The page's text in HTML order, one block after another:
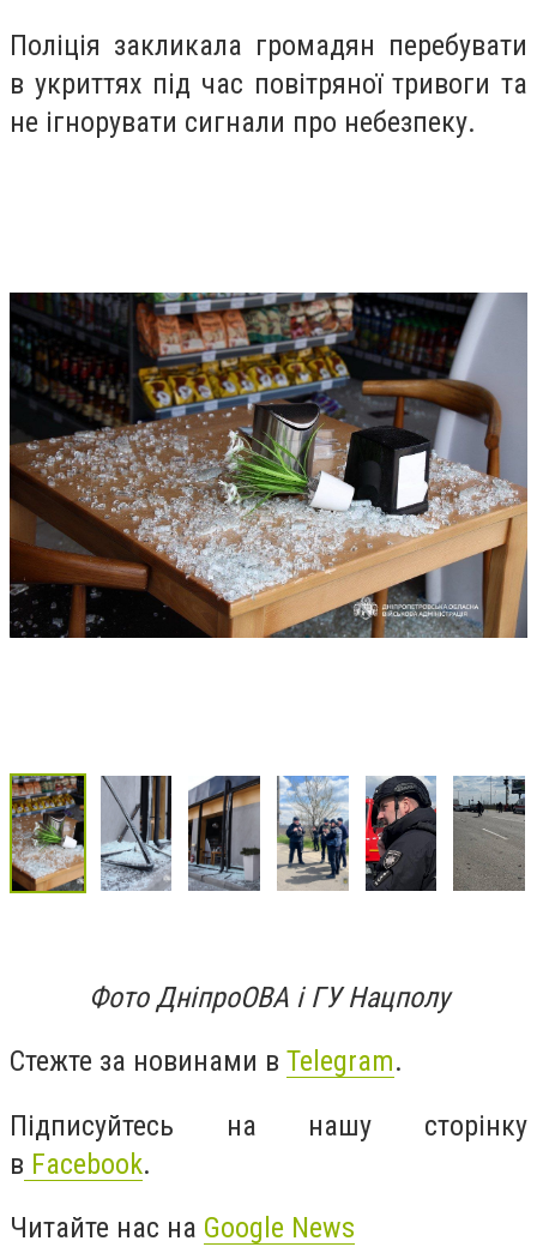
Поліція закликала громадян перебувати
в укриттях під час повітряної тривоги та
не ігнорувати сигнали про небезпеку.
Фото ДніпроОВА і ГУ Нацполу
Стежте за новинами в Telegram.
Підписуйтесь на нашу сторінку
в Facebook.
Читайте нас на Google News